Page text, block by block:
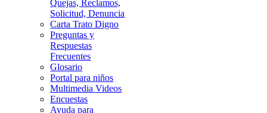
Quejas, Reclamos,
Solicitud, Denuncia
Carta Trato Digno
Preguntas y
Respuestas
Frecuentes
Glosario
Portal para niños
Multimedia Videos
Encuestas
Ayuda para